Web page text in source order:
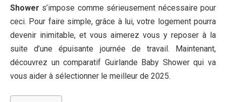
Shower s’impose comme sérieusement nécessaire pour
ceci. Pour faire simple, grâce à lui, votre logement pourra
devenir inimitable, et vous aimerez vous y reposer à la
suite d’une épuisante journée de travail. Maintenant,
découvrez un comparatif Guirlande Baby Shower qui va
vous aider à sélectionner le meilleur de 2025.